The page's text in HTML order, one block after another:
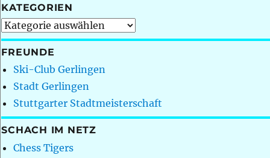
KATEGORIEN
Kategorien
FREUNDE
Ski-Club Gerlingen
Stadt Gerlingen
Stuttgarter Stadtmeisterschaft
SCHACH IM NETZ
Chess Tigers